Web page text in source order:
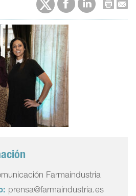
Farmaindustria
prensa@farmaindustria.es